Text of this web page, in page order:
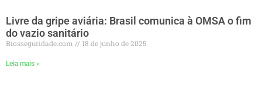
Livre da gripe aviária: Brasil comunica à OMSA o fim
do vazio sanitário
Biosseguridade.com 18 de junho de 2025
Leia mais »